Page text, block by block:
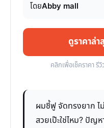
โดยAbby mall
ดูราคาล่
คลิกเพื่อเช็คราคา รี
ผมชี้ฟู จัดทรงยาก ไ
สวยเป๊ะใช่ไหม? ปัญ